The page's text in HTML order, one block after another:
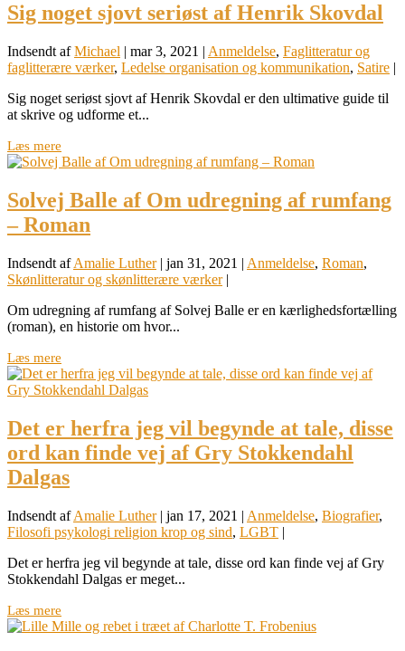
Sig noget sjovt seriøst af Henrik Skovdal
Indsendt afMichael | mar 3, 2021 | Anmeldelse, Faglitteratur og
faglitterære værker, Ledelse organisation og kommunikation, Satire |
Sig noget seriøst sjovt af Henrik Skovdal er den ultimative guide til
at skrive og udforme et...
Læs mere
Solvej Balle af Om udregning af rumfang
– Roman
Indsendt afAmalie Luther| jan 31, 2021 | Anmeldelse, Roman,
Skønlitteratur og skønlitterære værker|
Om udregning af rumfang af Solvej Balle er en kærlighedsfortælling
(roman), en historie om hvor...
Læs mere
Det er herfra jeg vil begynde at tale, disse
ord kan finde vej af Gry Stokkendahl
Dalgas
Indsendt afAmalie Luther| jan 17, 2021 | Anmeldelse, Biografier,
Filosofi psykologi religion krop og sind, LGBT |
Det er herfra jeg vil begynde at tale, disse ord kan finde vej af Gry
Stokkendahl Dalgas er meget...
Læs mere